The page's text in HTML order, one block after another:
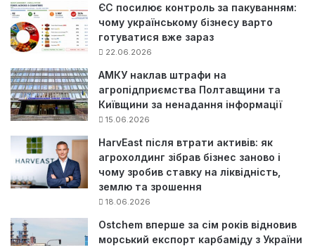
ЄС посилює контроль за пакуванням:
чому українському бізнесу варто
готуватися вже зараз
22.06.2026
АМКУ наклав штрафи на
агропідприємства Полтавщини та
Київщини за ненадання інформації
15.06.2026
HarvEast після втрати активів: як
агрохолдинг зібрав бізнес заново і
чому зробив ставку на ліквідність,
землю та зрошення
18.06.2026
Ostchem вперше за сім років відновив
морський експорт карбаміду з України